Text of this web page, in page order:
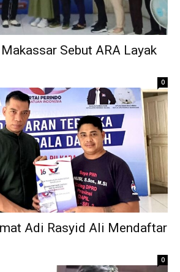
Sebut ARA Layak
0
Adi Rasyid Ali Mendaftar
0